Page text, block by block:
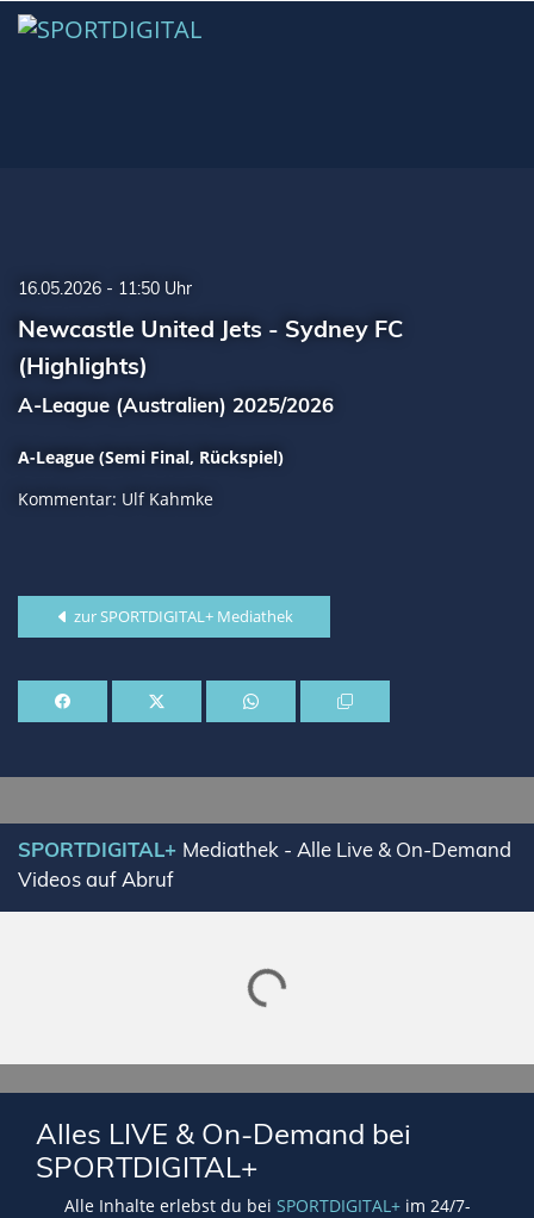
16.05.2026 - 11:50 Uhr
Newcastle United Jets - Sydney FC
(Highlights)
A-League (Australien) 2025/2026
A-League (Semi Final, Rückspiel)
Kommentar: Ulf Kahmke
zur SPORTDIGITAL+ Mediathek
SPORTDIGITAL+ Mediathek - Alle Live & On-Demand
Videos auf Abruf
Lade SPORTDIGITAL+ Mediathek
Alles LIVE & On-Demand bei
SPORTDIGITAL+
Alle Inhalte erlebst du bei SPORTDIGITAL+im 24/7-